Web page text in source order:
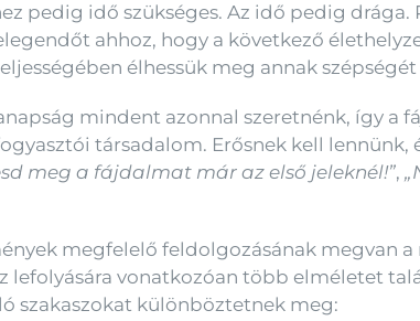
pedig idő szükséges. Az idő pedig drága.
ahhoz, hogy a következő
élhessük meg annak
mindent azonnal szeretnénk, így a
társadalom. Erősnek kell lennünk,
meg a fájdalmat már az első jeleknél!”,
megfelelő feldolgozásának megvan a
lefolyására vonatkozóan több elméletet
szakaszokat különböztetnek meg: